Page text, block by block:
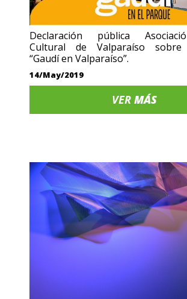
Declaración pública
Cultural de Valparaíso sobre
“Gaudí en Valparaíso”.
14/May/2019
VERMÁS